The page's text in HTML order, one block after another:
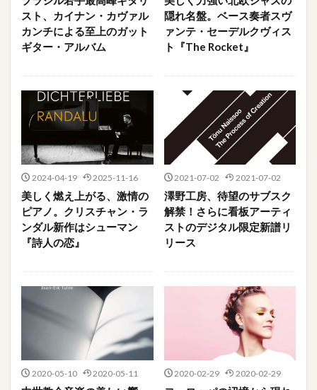
スト、カイナン・カヴァル
カンチによる至上のガット
ギター・アルバム
隠れ名盤。ベース奏者スヴ
ァンテ・セーデルクヴィス
ト『The Rocket』
2024-04-19 2025-11-16
美しく燃え上がる、激情の
ピアノ。クリスチャン・ラ
ンダル新作はシューマン
『詩人の恋』
2021-07-02 2021-07-02
澤野工房、待望のサブスク
解禁！さらに看板アーティ
ストのデジタル限定新譜リ
リース
2020-05-10 2020-05-11 2020-02-29 2020-02-29